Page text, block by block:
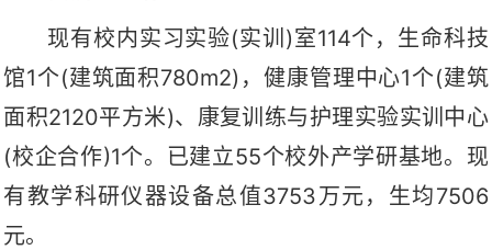
现有校内实习实验(实训)室114个，生命科技
馆1个(建筑面积780m2)，健康管理中心1个(建筑
面积2120平方米)、康复训练与护理实验实训中心
(校企合作)1个。已建立55个校外产学研基地。现
有教学科研仪器设备总值3753万元，生均7506
元。